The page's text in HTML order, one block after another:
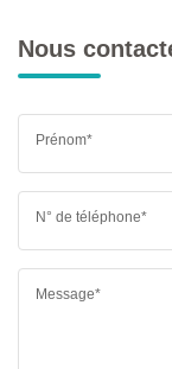
Nous
Prénom*
N° de téléphone*
Message*